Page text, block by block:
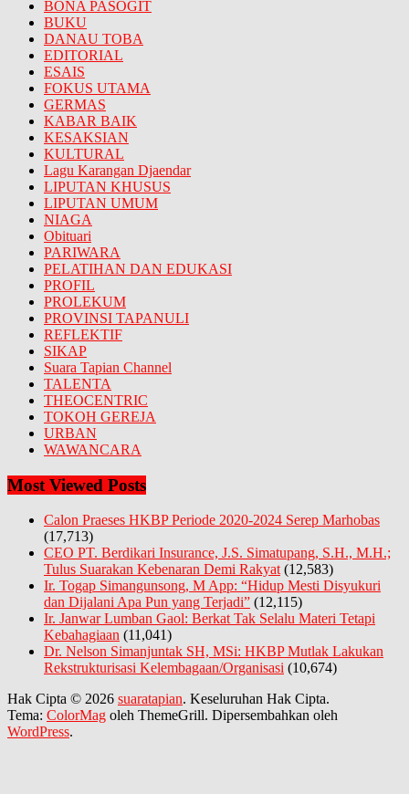
BONA PASOGIT
BUKU
DANAU TOBA
EDITORIAL
ESAIS
FOKUS UTAMA
GERMAS
KABAR BAIK
KESAKSIAN
KULTURAL
Lagu Karangan Djaendar
LIPUTAN KHUSUS
LIPUTAN UMUM
NIAGA
Obituari
PARIWARA
PELATIHAN DAN EDUKASI
PROFIL
PROLEKUM
PROVINSI TAPANULI
REFLEKTIF
SIKAP
Suara Tapian Channel
TALENTA
THEOCENTRIC
TOKOH GEREJA
URBAN
WAWANCARA
Most Viewed Posts
Calon Praeses HKBP Periode 2020-2024 Serep Marhobas
(17,713)
CEO PT. Berdikari Insurance, J.S. Simatupang, S.H., M.H.;
Tulus Suarakan Kebenaran Demi Rakyat (12,583)
Ir. Togap Simangunsong, M App: “Hidup Mesti Disyukuri
dan Dijalani Apa Pun yang Terjadi” (12,115)
Ir. Janwar Lumban Gaol: Berkat Tak Selalu Materi Tetapi
Kebahagiaan (11,041)
Dr. Nelson Simanjuntak SH, MSi: HKBP Mutlak Lakukan
Rekstrukturisasi Kelembagaan/Organisasi (10,674)
Hak Cipta © 2026 suaratapian. Keseluruhan Hak Cipta.
Tema: ColorMag oleh ThemeGrill. Dipersembahkan oleh
WordPress.